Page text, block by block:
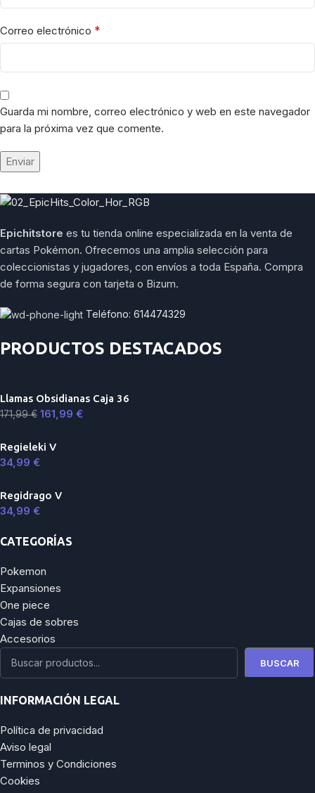
Correo electrónico *
Guarda mi nombre, correo electrónico y web en este navegador
para la próxima vez que comente.
Epichitstore es tu tienda online especializada en la venta de
cartas Pokémon. Ofrecemos una amplia selección para
coleccionistas y jugadores, con envíos a toda España. Compra
de forma segura con tarjeta o Bizum.
Teléfono: 614474329
PRODUCTOS DESTACADOS
Llamas Obsidianas Caja 36
171,99€ 161,99 €
Regieleki V
34,99 €
Regidrago V
34,99 €
CATEGORÍAS
Pokemon
Expansiones
One piece
Cajas de sobres
Accesorios
BUSCAR
INFORMACIÓN LEGAL
Política de privacidad
Aviso legal
Terminos y Condiciones
Cookies